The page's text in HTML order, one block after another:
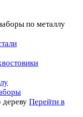
по металлу
Перейти в